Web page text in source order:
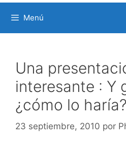
Menú
Una
interesante : Y
¿cómo lo haría?
23 septiembre, 2010 por